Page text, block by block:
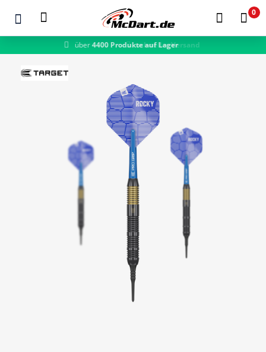
Zum Hauptinhalt springen
0
schneller Versand